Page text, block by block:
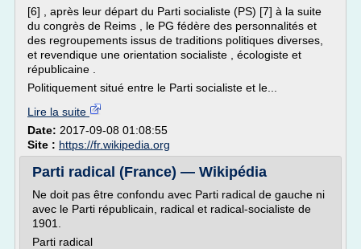
[6] , après leur départ du Parti socialiste (PS) [7] à la suite
du congrès de Reims , le PG fédère des personnalités et
des regroupements issus de traditions politiques diverses,
et revendique une orientation socialiste , écologiste et
républicaine .
Politiquement situé entre le Parti socialiste et le...
Lire la suite
Date: 2017-09-08 01:08:55
Site : https://fr.wikipedia.org
Parti radical (France) — Wikipédia
Ne doit pas être confondu avec Parti radical de gauche ni
avec le Parti républicain, radical et radical-socialiste de
1901.
Parti radical